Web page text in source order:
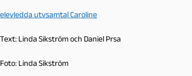
elevledda utvsamtal Caroline
Text: Linda Sikström och Daniel Prsa
Foto: Linda Sikström